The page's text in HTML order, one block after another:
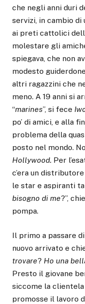
che negli anni duri
servizi, in cambio di
ai preti cattolici
molestare gli
spiegava, che non
modesto
altri ragazzini che
meno. A 19 anni si
“marines”, si fece
po’ di amici, e alla
problema della
posto nel mondo.
Hollywood. Per
c’era un
le star e aspiranti
bisogno di me?”,
pompa.
Il primo a passare
nuovo arrivato e
trovare? Ho una
Presto il giovane
siccome la
promosse il lavoro